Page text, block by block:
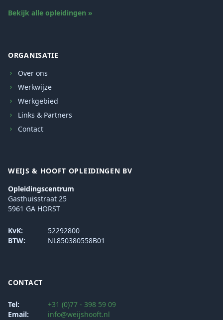
Bekijk alle opleidingen »
ORGANISATIE
Over ons
Werkwijze
Werkgebied
Links & Partners
Contact
WEIJS & HOOFT OPLEIDINGEN BV
Opleidingscentrum
Gasthuisstraat 25
5961 GA HORST
KvK:
52292800
BTW:
NL850380558B01
CONTACT
Tel:
+31 (0)77 - 398 59 09
Email:
info@weijshooft.nl